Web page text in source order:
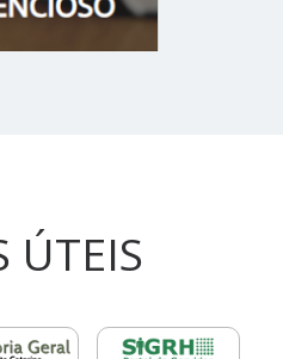
ÚTEIS